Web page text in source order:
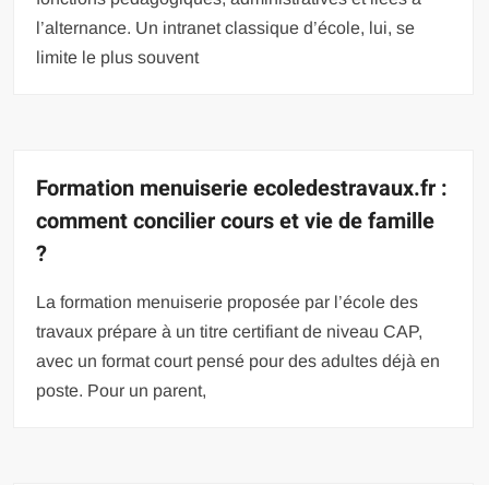
l’alternance. Un intranet classique d’école, lui, se
limite le plus souvent
Formation menuiserie ecoledestravaux.fr :
comment concilier cours et vie de famille
?
La formation menuiserie proposée par l’école des
travaux prépare à un titre certifiant de niveau CAP,
avec un format court pensé pour des adultes déjà en
poste. Pour un parent,